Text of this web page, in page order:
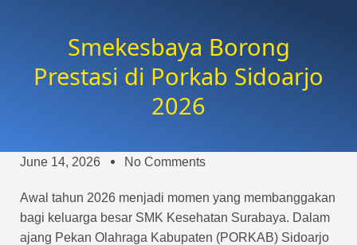
Smekesbaya Borong
Prestasi di Porkab Sidoarjo
2026
June 14, 2026 No Comments
Awal tahun 2026 menjadi momen yang membanggakan
bagi keluarga besar SMK Kesehatan Surabaya. Dalam
ajang Pekan Olahraga Kabupaten (PORKAB) Sidoarjo